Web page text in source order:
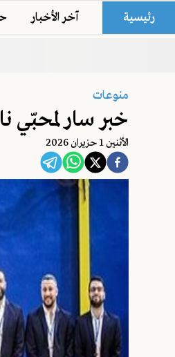
رئيسية آخر الأخبار
منوعات
خبر سار لمحبّي
اﻷثنين 1 حزيران 2026